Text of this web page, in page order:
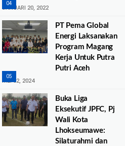
JANUARI 20, 2022
PT Pema Global
Energi Laksanakan
Program Magang
Kerja Untuk Putra
Putri Aceh
MEI 02, 2024
Buka Liga
Eksekutif JPFC, Pj
Wali Kota
Lhokseumawe:
Silaturahmi dan